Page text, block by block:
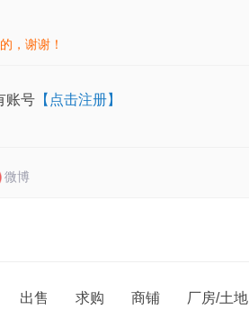
，谢谢！
账号 【点击注册】
微博
出售 求购 商铺 厂房/土地